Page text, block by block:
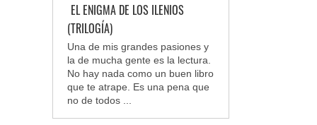
EL ENIGMA DE LOS ILENIOS
(TRILOGÍA)
Una de mis grandes pasiones y
la de mucha gente es la lectura.
No hay nada como un buen libro
que te atrape. Es una pena que
no de todos ...